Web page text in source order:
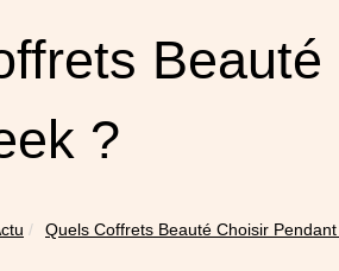
?
Quels Coffrets Beauté Choisir Pendant